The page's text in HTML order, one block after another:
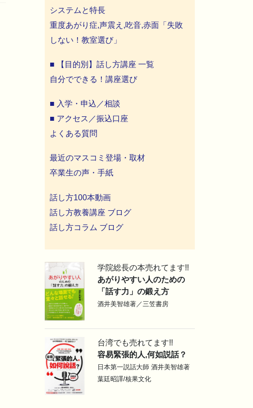
システムと特長
重度あがり症,声震え,吃音,赤面「失敗
しない！教室選び」
■ 【目的別】話し方講座 一覧
自分でできる！講座選び
■ 入学・申込／相談
■ アクセス／振込口座
よくある質問
最近のマスコミ登場・取材
卒業生の声・手紙
話し方100本動画
話し方教養講座 ブログ
話し方コラム ブログ
学院総長の本売れてます!!
あがりやすい人のための
「話す力」の鍛え方
酒井美智雄著／三笠書房
台湾でも売れてます!!
容易緊張的人,何如説話？
日本第一説話大師 酒井美智雄著
葉廷昭譯/核果文化